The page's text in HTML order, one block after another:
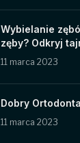
Wybielanie
zęby? Odkryj
11 marca 2023
Dobry
11 marca 2023